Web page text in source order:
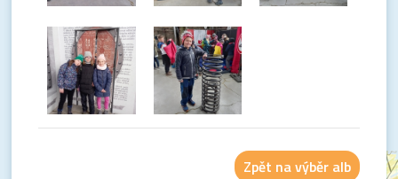
Zpět na výběr alb